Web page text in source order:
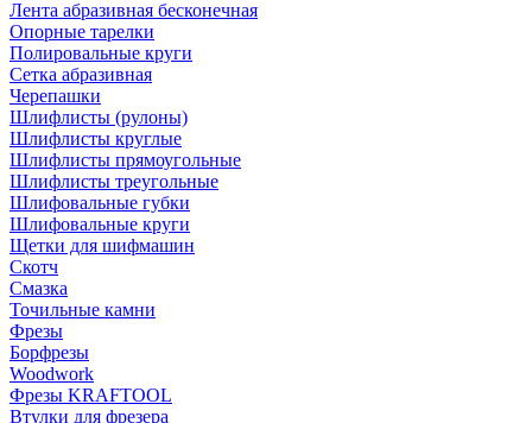
Лента абразивная бесконечная
Опорные тарелки
Полировальные круги
Сетка абразивная
Черепашки
Шлифлисты (рулоны)
Шлифлисты круглые
Шлифлисты прямоугольные
Шлифлисты треугольные
Шлифовальные губки
Шлифовальные круги
Щетки для шифмашин
Скотч
Смазка
Точильные камни
Фрезы
Борфрезы
Woodwork
Фрезы KRAFTOOL
Втулки для фрезера